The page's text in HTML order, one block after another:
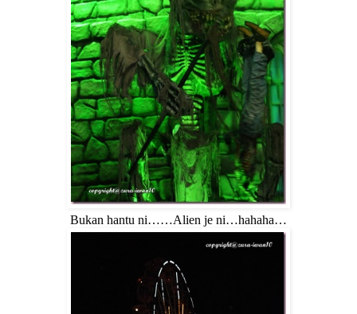
Bukan hantu ni……Alien je ni…hahaha…